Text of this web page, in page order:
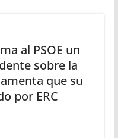
al PSOE un
sobre la
que su
por ERC